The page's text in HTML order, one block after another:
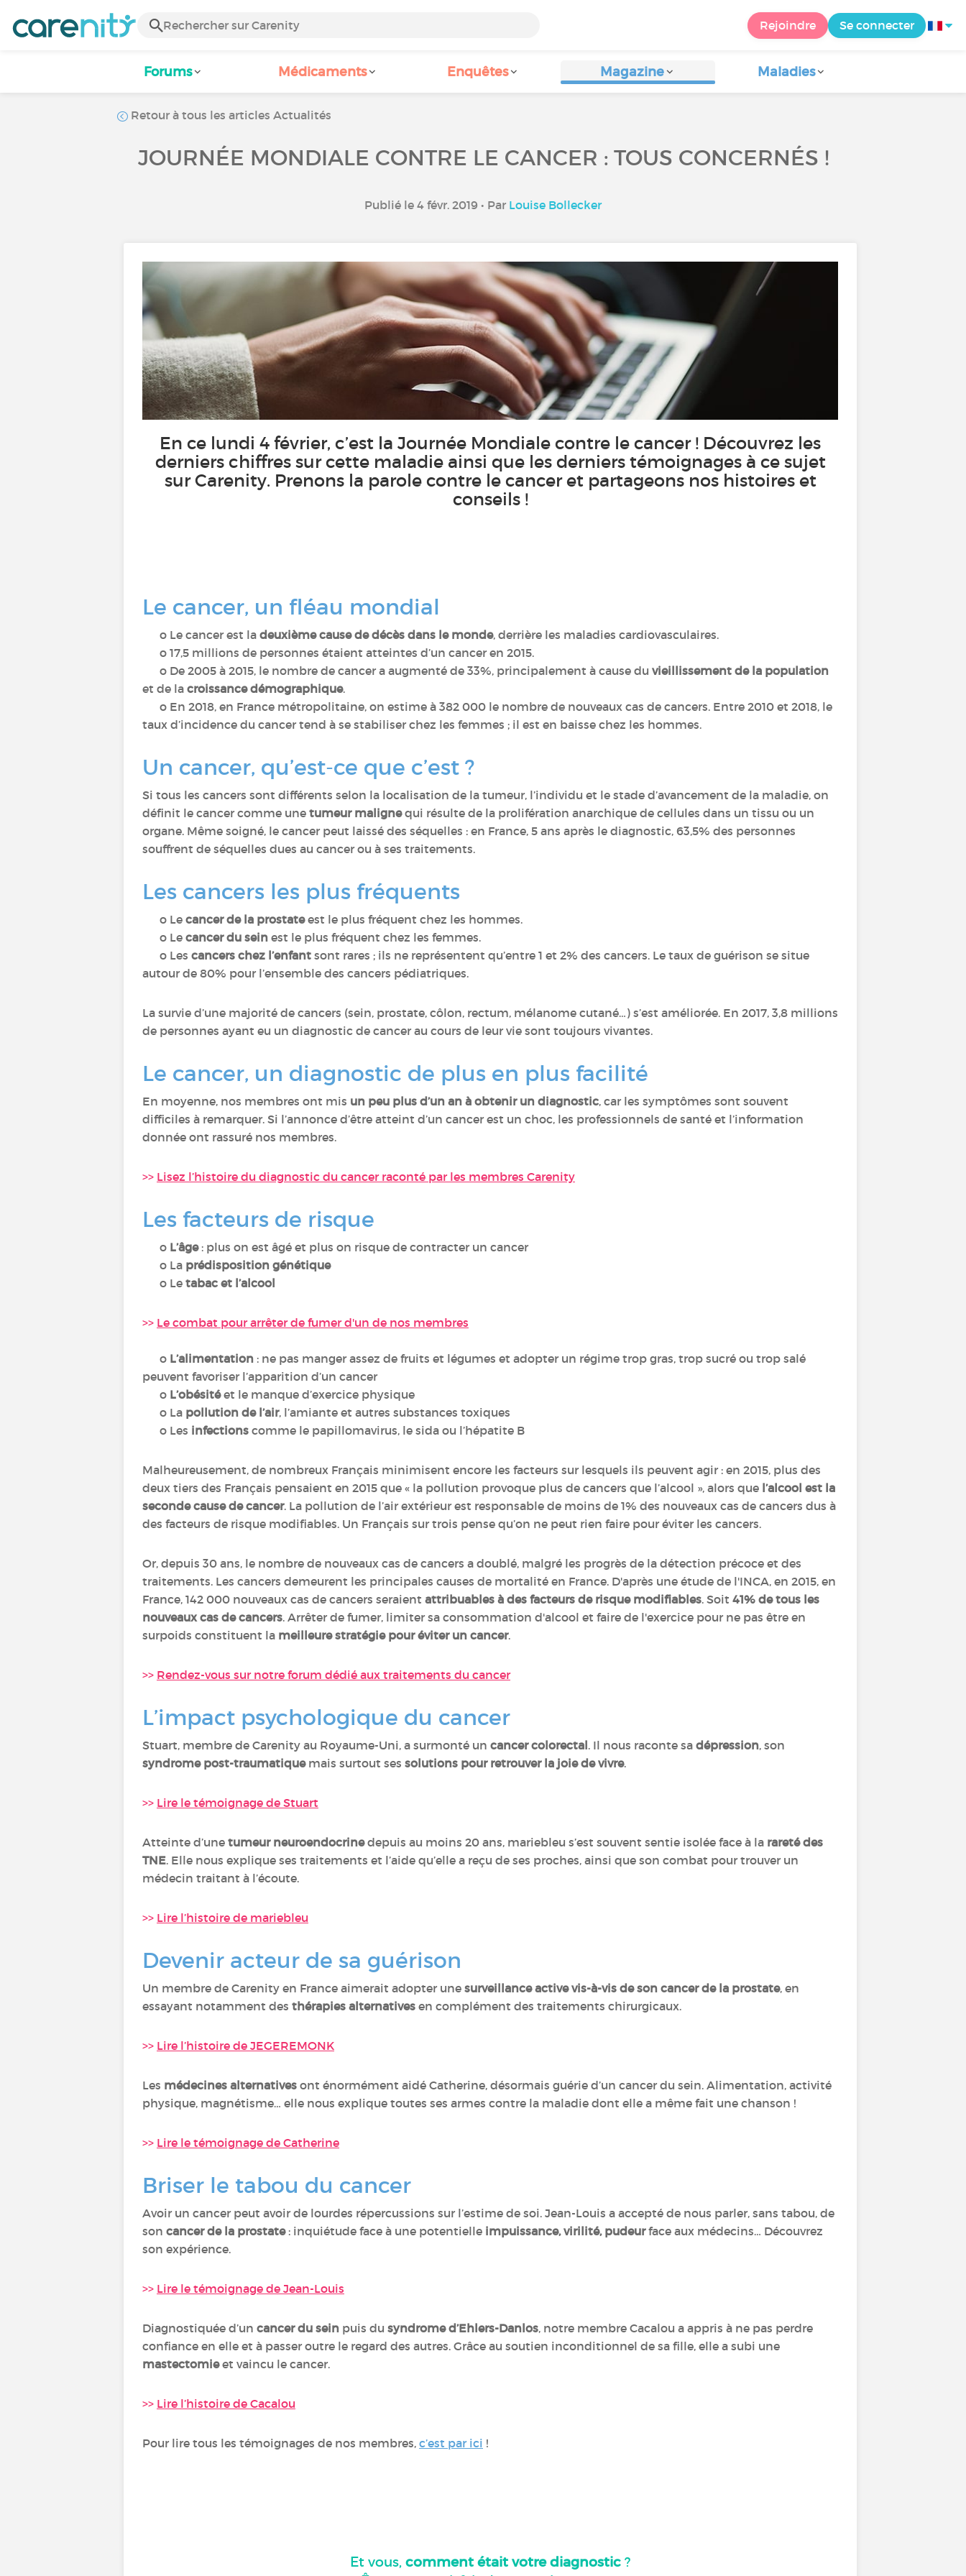
Rejoindre Se connecter
Forums Médicaments Enquêtes Magazine Maladies
Retour à tous les articles Actualités
JOURNÉE MONDIALE CONTRE LE CANCER : TOUS CONCERNÉS !
Publié le 4 févr. 2019 • Par Louise Bollecker
En ce lundi 4 février, c’est la Journée Mondiale contre le cancer ! Découvrez les
derniers chiffres sur cette maladie ainsi que les derniers témoignages à ce sujet
sur Carenity. Prenons la parole contre le cancer et partageons nos histoires et
conseils !
Le cancer, un fléau mondial
o Le cancer est la deuxième cause de décès dans le monde, derrière les maladies cardiovasculaires.
o 17,5 millions de personnes étaient atteintes d’un cancer en 2015.
o De 2005 à 2015, le nombre de cancer a augmenté de 33%, principalement à cause du vieillissement de la population
et de la croissance démographique.
o En 2018, en France métropolitaine, on estime à 382 000 le nombre de nouveaux cas de cancers. Entre 2010 et 2018, le
taux d’incidence du cancer tend à se stabiliser chez les femmes ; il est en baisse chez les hommes.
Un cancer, qu’est-ce que c’est ?
Si tous les cancers sont différents selon la localisation de la tumeur, l’individu et le stade d’avancement de la maladie, on
définit le cancer comme une tumeur malignequi résulte de la prolifération anarchique de cellules dans un tissu ou un
organe. Même soigné, le cancer peut laissé des séquelles : en France, 5 ans après le diagnostic, 63,5% des personnes
souffrent de séquelles dues au cancer ou à ses traitements.
Les cancers les plus fréquents
o Le cancer de la prostateest le plus fréquent chez les hommes.
o Le cancer du sein est le plus fréquent chez les femmes.
o Les cancers chez l’enfant sont rares ; ils ne représentent qu’entre 1 et 2% des cancers. Le taux de guérison se situe
autour de 80% pour l’ensemble des cancers pédiatriques.
La survie d’une majorité de cancers (sein, prostate, côlon, rectum, mélanome cutané…) s’est améliorée. En 2017, 3,8 millions
de personnes ayant eu un diagnostic de cancer au cours de leur vie sont toujours vivantes.
Le cancer, un diagnostic de plus en plus facilité
En moyenne, nos membres ont mis un peu plus d’un an à obtenir un diagnostic, car les symptômes sont souvent
difficiles à remarquer. Si l’annonce d’être atteint d’un cancer est un choc, les professionnels de santé et l’information
donnée ont rassuré nos membres.
>> Lisez l’histoire du diagnostic du cancer raconté par les membres Carenity
Les facteurs de risque
o L’âge: plus on est âgé et plus on risque de contracter un cancer
o La prédisposition génétique
o Le tabac et l’alcool
>> Le combat pour arrêter de fumer d'un de nos membres
o L’alimentation : ne pas manger assez de fruits et légumes et adopter un régime trop gras, trop sucré ou trop salé
peuvent favoriser l’apparition d’un cancer
o L’obésitéet le manque d’exercice physique
o La pollution de l’air, l’amiante et autres substances toxiques
o Les infections comme le papillomavirus, le sida ou l’hépatite B
Malheureusement, de nombreux Français minimisent encore les facteurs sur lesquels ils peuvent agir : en 2015, plus des
deux tiers des Français pensaient en 2015 que « la pollution provoque plus de cancers que l’alcool », alors que l’alcool est la
seconde cause de cancer. La pollution de l’air extérieur est responsable de moins de 1% des nouveaux cas de cancers dus à
des facteurs de risque modifiables. Un Français sur trois pense qu’on ne peut rien faire pour éviter les cancers.
Or, depuis 30 ans, le nombre de nouveaux cas de cancers a doublé, malgré les progrès de la détection précoce et des
traitements. Les cancers demeurent les principales causes de mortalité en France. D'après une étude de l'INCA, en 2015, en
France, 142 000 nouveaux cas de cancers seraient attribuables à des facteurs de risque modifiables. Soit 41% de tous les
nouveaux cas de cancers. Arrêter de fumer, limiter sa consommation d'alcool et faire de l'exercice pour ne pas être en
surpoids constituent la meilleure stratégie pour éviter un cancer.
>> Rendez-vous sur notre forum dédié aux traitements du cancer
L’impact psychologique du cancer
Stuart, membre de Carenity au Royaume-Uni, a surmonté un cancer colorectal. Il nous raconte sa dépression, son
syndrome post-traumatiquemais surtout ses solutions pour retrouver la joie de vivre.
>> Lire le témoignage de Stuart
Atteinte d’une tumeur neuroendocrinedepuis au moins 20 ans, mariebleu s’est souvent sentie isolée face à la rareté des
TNE. Elle nous explique ses traitements et l’aide qu’elle a reçu de ses proches, ainsi que son combat pour trouver un
médecin traitant à l’écoute.
>> Lire l’histoire de mariebleu
Devenir acteur de sa guérison
Un membre de Carenity en France aimerait adopter une surveillance active vis-à-vis de son cancer de la prostate, en
essayant notamment des thérapies alternatives en complément des traitements chirurgicaux.
>> Lire l’histoire de JEGEREMONK
Les médecines alternatives ont énormément aidé Catherine, désormais guérie d’un cancer du sein. Alimentation, activité
physique, magnétisme… elle nous explique toutes ses armes contre la maladie dont elle a même fait une chanson !
>> Lire le témoignage de Catherine
Briser le tabou du cancer
Avoir un cancer peut avoir de lourdes répercussions sur l’estime de soi. Jean-Louis a accepté de nous parler, sans tabou, de
son cancer de la prostate: inquiétude face à une potentielle impuissance, virilité, pudeurface aux médecins… Découvrez
son expérience.
>> Lire le témoignage de Jean-Louis
Diagnostiquée d’un cancer du sein puis du syndrome d’Ehlers-Danlos, notre membre Cacalou a appris à ne pas perdre
confiance en elle et à passer outre le regard des autres. Grâce au soutien inconditionnel de sa fille, elle a subi une
mastectomieet vaincu le cancer.
>> Lire l’histoire de Cacalou
Pour lire tous les témoignages de nos membres, c’est par ici !
Et vous, comment était votre diagnostic ?